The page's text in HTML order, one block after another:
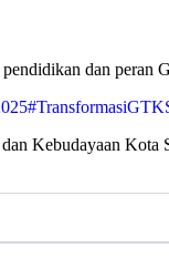
dan
Kebudayaan Kota